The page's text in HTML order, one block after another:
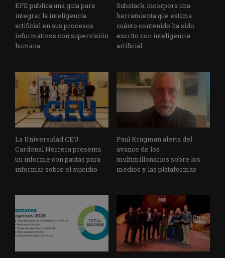
EFE publica una guía para
integrar la inteligencia
artificial en sus procesos
informativos con supervisión
humana
Substack incorpora una
herramienta que estima
cuánto contenido ha sido
escrito con inteligencia
artificial
La Universidad CEU
Cardenal Herrera presenta
un informe con pautas para
informar sobre el suicidio
Paul Krugman alerta del
avance de los
multimillonarios sobre los
medios y las plataformas